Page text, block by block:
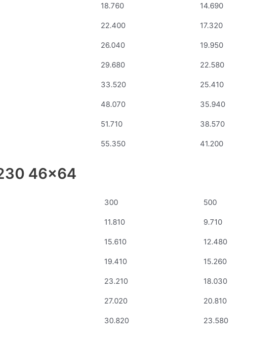
18.760 14.690
22.400 17.320
26.040 19.950
29.680 22.580
33.520 25.410
48.070 35.940
51.710 38.570
55.350 41.200
46x64
300 500
11.810 9.710
15.610 12.480
19.410 15.260
23.210 18.030
27.020 20.810
30.820 23.580